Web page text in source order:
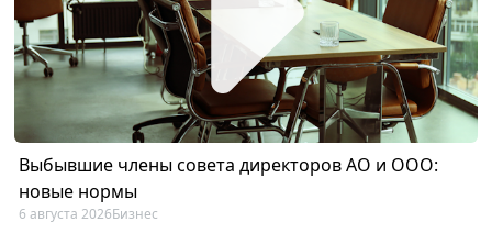
Выбывшие члены совета директоров АО и ООО:
новые нормы
6 августа 2026Бизнес